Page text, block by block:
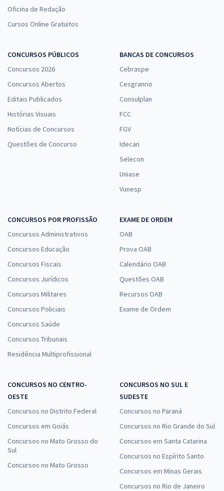
Oficina de Redação
Cursos Online Gratuitos
CONCURSOS PÚBLICOS
Concursos 2026
Concursos Abertos
Editais Publicados
Histórias Visuais
Notícias de Concursos
Questões de Concurso
BANCAS DE CONCURSOS
Cebraspe
Cesgranrio
Consulplan
FCC
FGV
Idecan
Selecon
Uniase
Vunesp
CONCURSOS POR PROFISSÃO
Concursos Administrativos
Concursos Educação
Concursos Fiscais
Concursos Jurídicos
Concursos Militares
Concursos Policiais
Concursos Saúde
Concursos Tribunais
Residência Multiprofissional
EXAME DE ORDEM
OAB
Prova OAB
Calendário OAB
Questões OAB
Recursos OAB
Exame de Ordem
CONCURSOS NO CENTRO-
OESTE
Concursos no Distrito Federal
Concursos em Goiás
Concursos no Mato Grosso do
Sul
Concursos no Mato Grosso
CONCURSOS NO SUL E
SUDESTE
Concursos no Paraná
Concursos no Rio Grande do Sul
Concursos em Santa Catarina
Concursos no Espírito Santo
Concursos em Minas Gerais
Concursos no Rio de Janeiro